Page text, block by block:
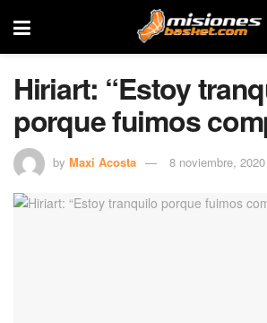
Hiriart: “Estoy
porque fuimos
by Maxi Acosta 8 noviembre, 2020